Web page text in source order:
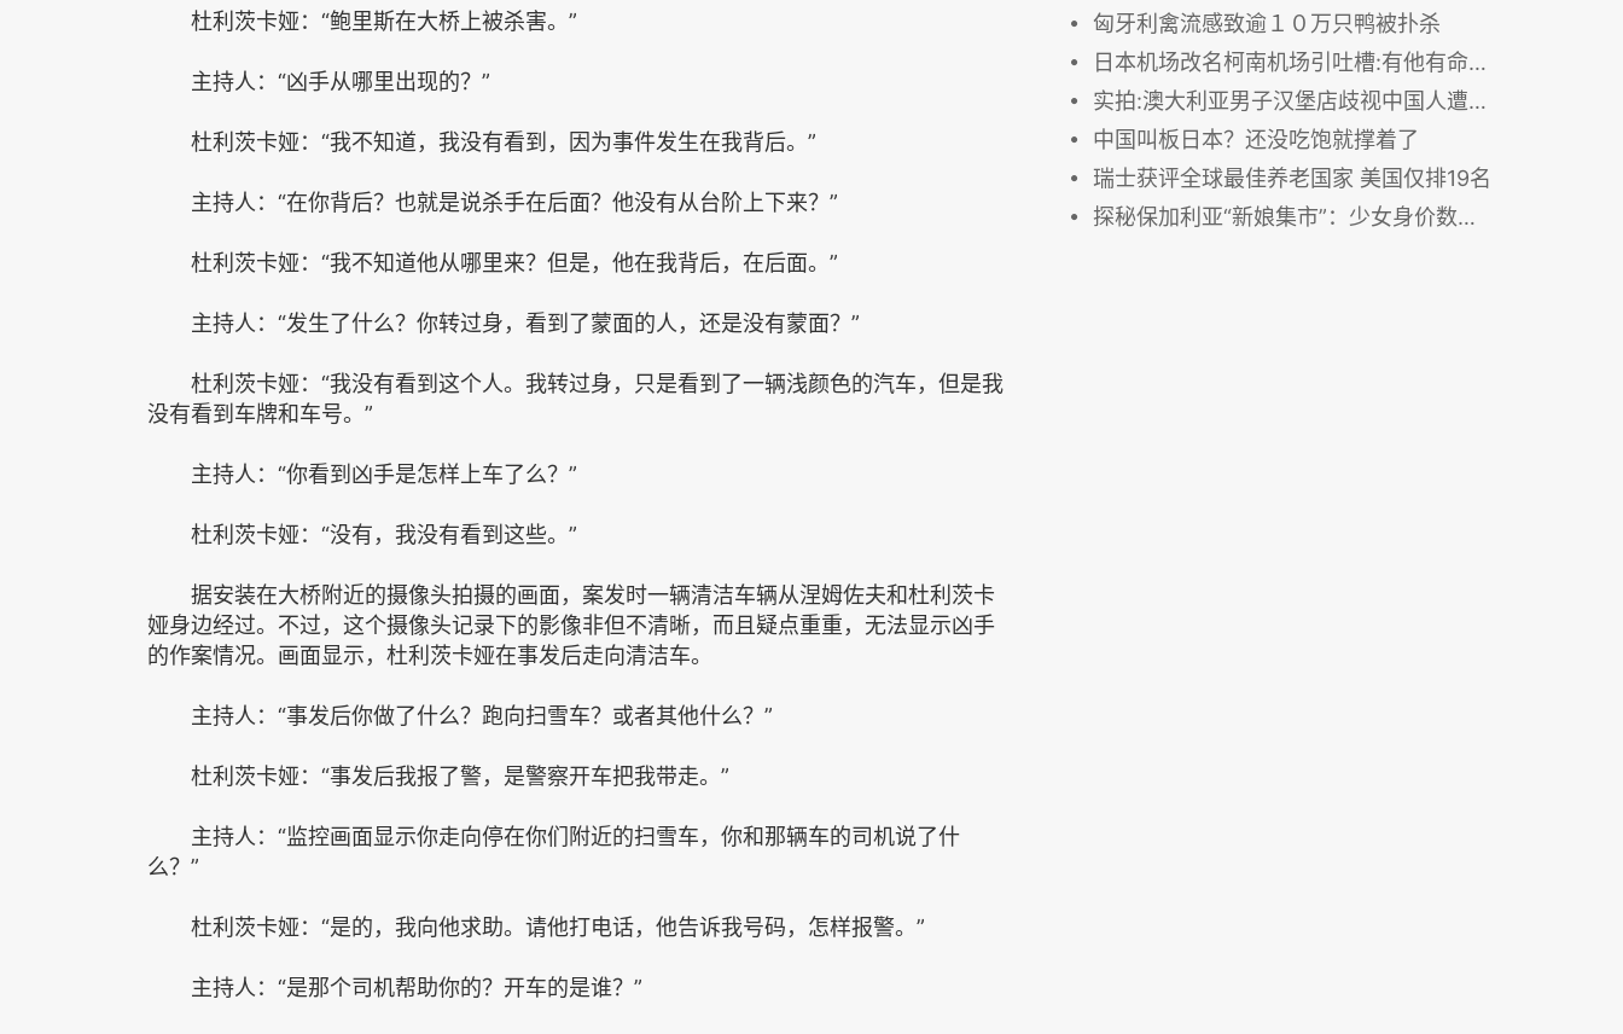
杜利茨卡娅：“鲍里斯在大桥上被杀害。”
主持人：“凶手从哪里出现的？”
杜利茨卡娅：“我不知道，我没有看到，因为事件发生在我背后。”
主持人：“在你背后？也就是说杀手在后面？他没有从台阶上下来？”
杜利茨卡娅：“我不知道他从哪里来？但是，他在我背后，在后面。”
主持人：“发生了什么？你转过身，看到了蒙面的人，还是没有蒙面？”
杜利茨卡娅：“我没有看到这个人。我转过身，只是看到了一辆浅颜色的汽车，但是我
没有看到车牌和车号。”
主持人：“你看到凶手是怎样上车了么？”
杜利茨卡娅：“没有，我没有看到这些。”
据安装在大桥附近的摄像头拍摄的画面，案发时一辆清洁车辆从涅姆佐夫和杜利茨卡
娅身边经过。不过，这个摄像头记录下的影像非但不清晰，而且疑点重重，无法显示凶手
的作案情况。画面显示，杜利茨卡娅在事发后走向清洁车。
主持人：“事发后你做了什么？跑向扫雪车？或者其他什么？”
杜利茨卡娅：“事发后我报了警，是警察开车把我带走。”
主持人：“监控画面显示你走向停在你们附近的扫雪车，你和那辆车的司机说了什
么？”
杜利茨卡娅：“是的，我向他求助。请他打电话，他告诉我号码，怎样报警。”
主持人：“是那个司机帮助你的？开车的是谁？”
匈牙利禽流感致逾１０万只鸭被扑杀
日本机场改名柯南机场引吐槽:有他有命案 不吉利
实拍:澳大利亚男子汉堡店歧视中国人遭暴打
中国叫板日本？还没吃饱就撑着了
瑞士获评全球最佳养老国家 美国仅排19名
探秘保加利亚“新娘集市”：少女身价数千欧元